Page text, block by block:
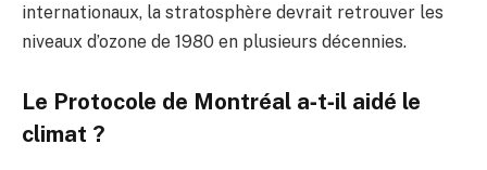
internationaux, la stratosphère devrait retrouver les
niveaux d’ozone de 1980 en plusieurs décennies.
Le Protocole de Montréal a‑t‑il aidé le
climat ?